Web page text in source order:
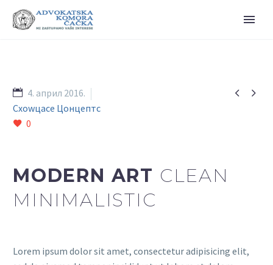
 
4. април 2016.
Схоwцасе Цонцептс
0
MODERN ART CLEAN
MINIMALISTIC
Lorem ipsum dolor sit amet, consectetur adipisicing elit,